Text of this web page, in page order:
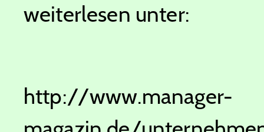
weiterlesen unter:
http://www.manager-